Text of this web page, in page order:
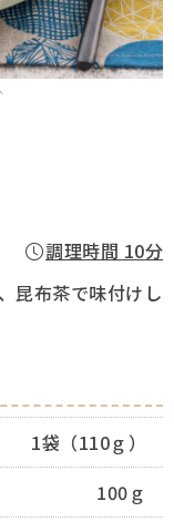
調理時間 10分
昆布茶で味付けし
1袋（110ｇ）
100ｇ